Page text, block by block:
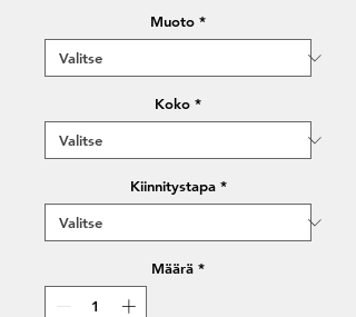
Muoto *
Koko *
Kiinnitystapa *
Määrä *